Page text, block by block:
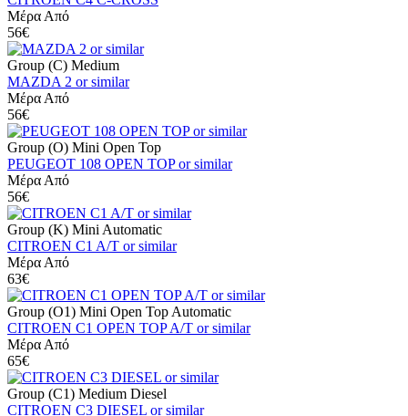
Μέρα Από
56€
Group (C) Medium
MAZDA 2 or similar
Μέρα Από
56€
Group (O) Mini Open Top
PEUGEOT 108 OPEN TOP or similar
Μέρα Από
56€
Group (K) Mini Automatic
CITROEN C1 A/T or similar
Μέρα Από
63€
Group (O1) Mini Open Top Automatic
CITROEN C1 OPEN TOP A/T or similar
Μέρα Από
65€
Group (C1) Medium Diesel
CITROEN C3 DIESEL or similar